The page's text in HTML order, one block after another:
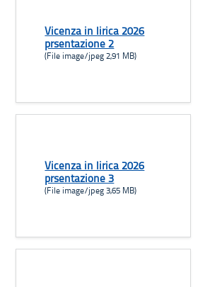
Vicenza in lirica 2026
prsentazione 2
(File image/jpeg 2,91 MB)
Vicenza in lirica 2026
prsentazione 3
(File image/jpeg 3,65 MB)